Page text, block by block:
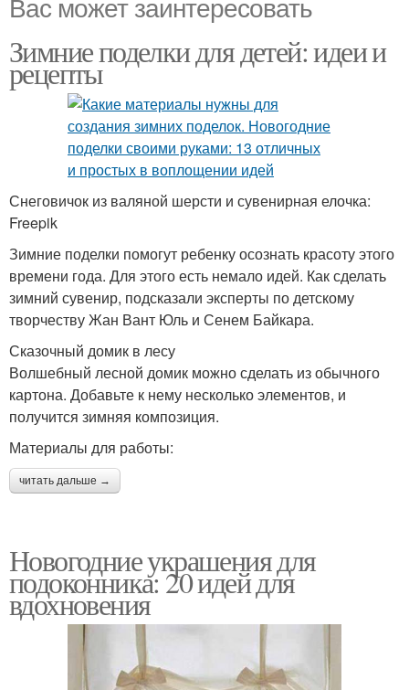
Зимние поделки для детей: идеи и
рецепты
Снеговичок из валяной шерсти и сувенирная елочка:
Freepik
Зимние поделки помогут ребенку осознать красоту этого
времени года. Для этого есть немало идей. Как сделать
зимний сувенир, подсказали эксперты по детскому
творчеству Жан Вант Юль и Сенем Байкара.
Сказочный домик в лесу
Волшебный лесной домик можно сделать из обычного
картона. Добавьте к нему несколько элементов, и
получится зимняя композиция.
Материалы для работы:
читать дальше →
Новогодние украшения для
подоконника: 20 идей для
вдохновения